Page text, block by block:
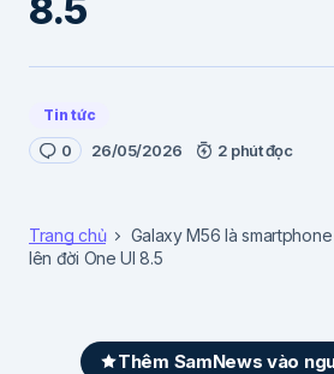
8.5
Tin tức
0 26/05/2026 2 phút đọc
Trang chủ
Galaxy M56 là
lên đời One UI 8.5
Thêm SamNews vào